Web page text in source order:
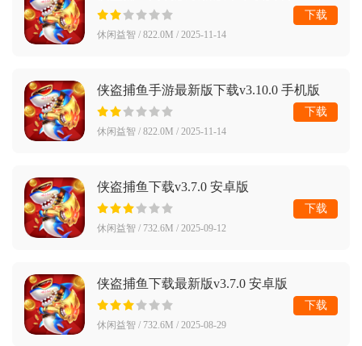
手机版
休闲益智 / 822.0M / 2025-11-14
下载
侠盗捕鱼手游最新版下载v3.10.0 手机版
休闲益智 / 822.0M / 2025-11-14
下载
侠盗捕鱼下载v3.7.0 安卓版
休闲益智 / 732.6M / 2025-09-12
下载
侠盗捕鱼下载最新版v3.7.0 安卓版
休闲益智 / 732.6M / 2025-08-29
下载